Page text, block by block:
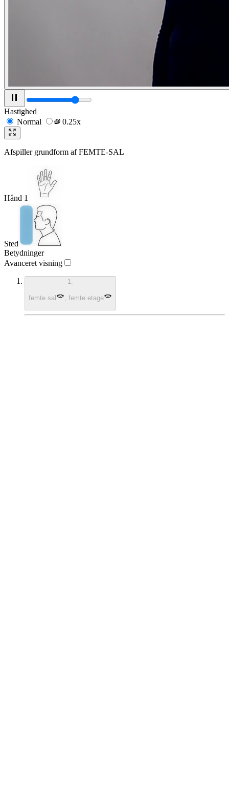
Hastighed
Normal
0.25x
Afspiller grundform afFEMTE-SAL
Hånd 1
Sted
Betydninger
Avanceret visning
1.
femte sal , femte etage